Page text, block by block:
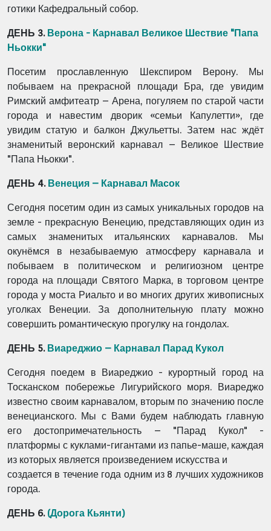
готики Кафедральный собор.
ДЕНЬ 3. Верона - Карнавал Великое Шествие "Папа
Ньокки"
Посетим прославленную Шекспиром Верону. Мы
побываем на прекрасной площади Бра, где увидим
Римский амфитеатр – Арена, погуляем по старой части
города и навестим дворик «семьи Капулетти», где
увидим статую и балкон Джульетты. Затем нас ждёт
знаменитый веронский карнавал – Великое Шествие
"Папа Ньокки".
ДЕНЬ 4. Венеция – Карнавал Масок
Сегодня посетим один из самых уникальных городов на
земле - прекрасную Венецию, представляющих один из
самых знаменитых итальянских карнавалов. Мы
окунёмся в незабываемую атмосферу карнавала и
побываем в политическом и религиозном центре
города на площади Святого Марка, в торговом центре
города у моста Риальто и во многих других живописных
уголках Венеции. За дополнительную плату можно
совершить романтическую прогулку на гондолах.
ДЕНЬ 5. Виареджио – Карнавал Парад Кукол
Сегодня поедем в Виареджио - курортный город на
Тосканском побережье Лигурийского моря. Виареджо
известно своим карнавалом, вторым по значению после
венецианского. Мы с Вами будем наблюдать главную
его достопримечательность – "Парад Кукол" -
платформы с куклами-гигантами из папье-маше, каждая
из которых является произведением искусства и
создается в течение года одним из 8 лучших художников
города.
ДЕНЬ 6.(Дорога Кьянти)